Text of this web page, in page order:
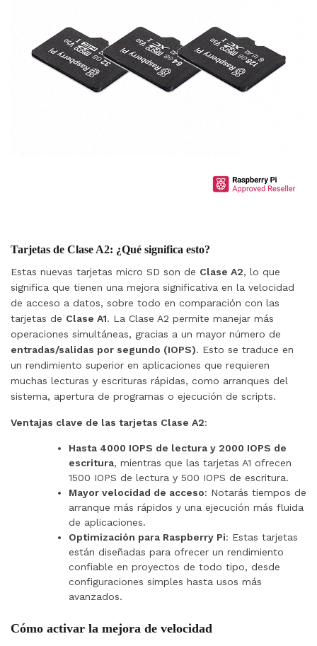
Tarjetas de Clase A2: ¿Qué significa esto?
Estas nuevas tarjetas micro SD son de Clase A2, lo que
significa que tienen una mejora significativa en la velocidad
de acceso a datos, sobre todo en comparación con las
tarjetas de Clase A1. La Clase A2 permite manejar más
operaciones simultáneas, gracias a un mayor número de
entradas/salidas por segundo (IOPS). Esto se traduce en
un rendimiento superior en aplicaciones que requieren
muchas lecturas y escrituras rápidas, como arranques del
sistema, apertura de programas o ejecución de scripts.
Ventajas clave de las tarjetas Clase A2:
Hasta 4000 IOPS de lectura y 2000 IOPS de
escritura, mientras que las tarjetas A1 ofrecen
1500 IOPS de lectura y 500 IOPS de escritura.
Mayor velocidad de acceso: Notarás tiempos de
arranque más rápidos y una ejecución más fluida
de aplicaciones.
Optimización para Raspberry Pi: Estas tarjetas
están diseñadas para ofrecer un rendimiento
confiable en proyectos de todo tipo, desde
configuraciones simples hasta usos más
avanzados.
Cómo activar la mejora de velocidad